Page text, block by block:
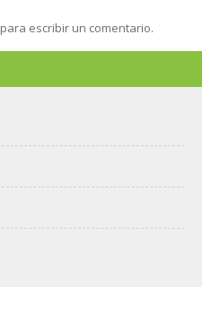
para escribir un comentario.